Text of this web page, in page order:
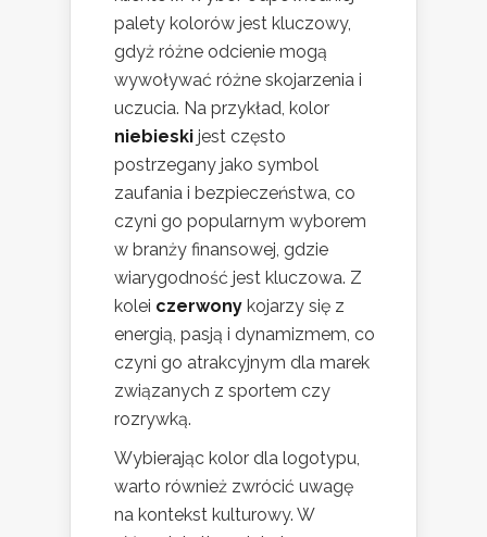
palety kolorów jest kluczowy,
gdyż różne odcienie mogą
wywoływać różne skojarzenia i
uczucia. Na przykład, kolor
niebieski jest często
postrzegany jako symbol
zaufania i bezpieczeństwa, co
czyni go popularnym wyborem
w branży finansowej, gdzie
wiarygodność jest kluczowa. Z
kolei czerwony kojarzy się z
energią, pasją i dynamizmem, co
czyni go atrakcyjnym dla marek
związanych z sportem czy
rozrywką.
Wybierając kolor dla logotypu,
warto również zwrócić uwagę
na kontekst kulturowy. W